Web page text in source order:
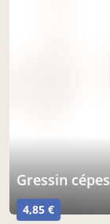
gressin cépes
4,85 €